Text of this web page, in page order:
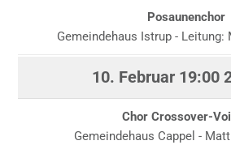
Posaunenchor
Gemeindehaus Istrup - Leitung:
10. Februar 19:00
Chor Crossover-
Gemeindehaus Cappel -